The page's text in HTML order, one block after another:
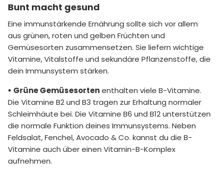
Bunt macht gesund
Eine immunstärkende Ernährung sollte sich vor allem
aus grünen, roten und gelben Früchten und
Gemüsesorten zusammensetzen. Sie liefern wichtige
Vitamine, Vitalstoffe und sekundäre Pflanzenstoffe, die
dein Immunsystem stärken.
• Grüne Gemüsesortenenthalten viele B-Vitamine.
Die Vitamine B2 und B3 tragen zur Erhaltung normaler
Schleimhäute bei. Die Vitamine B6 und B12 unterstützen
die normale Funktion deines Immunsystems. Neben
Feldsalat, Fenchel, Avocado & Co. kannst du die B-
Vitamine auch über einen Vitamin-B-Komplex
aufnehmen.